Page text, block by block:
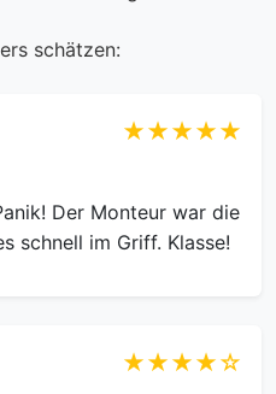
schätzen:
★★★★★
Der Monteur war die
schnell im Griff. Klasse!
★★★★☆